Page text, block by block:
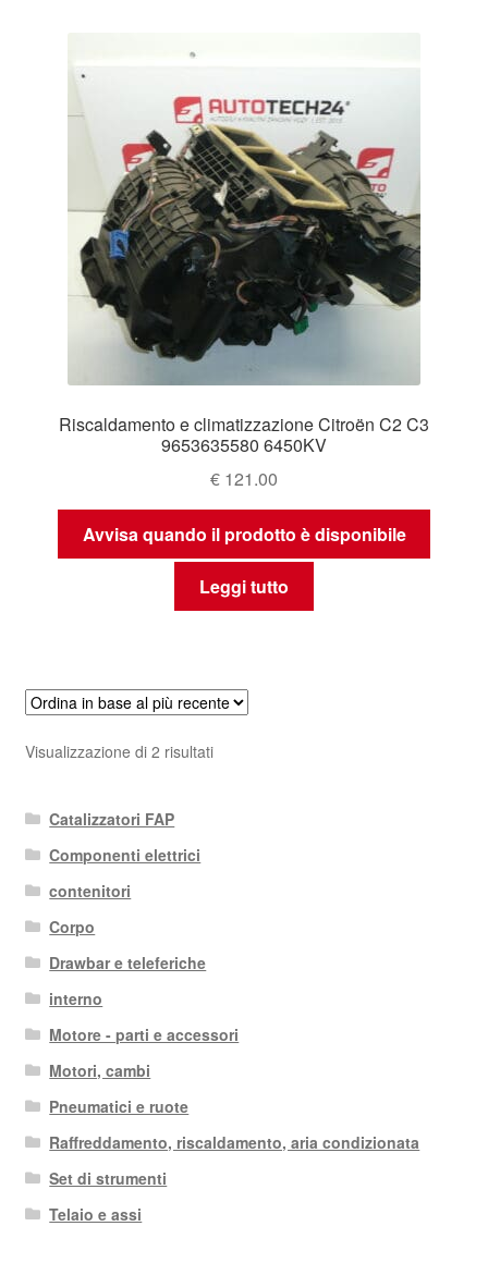
Riscaldamento e climatizzazione Citroën C2 C3
9653635580 6450KV
€ 121.00
Avvisa quando il prodotto è disponibile
Leggi tutto
Visualizzazione di 2 risultatiOrdina
Catalizzatori FAP
Componenti elettrici
contenitori
Corpo
Drawbar e teleferiche
interno
Motore - parti e accessori
Motori, cambi
Pneumatici e ruote
Raffreddamento, riscaldamento, aria condizionata
Set di strumenti
Telaio e assi